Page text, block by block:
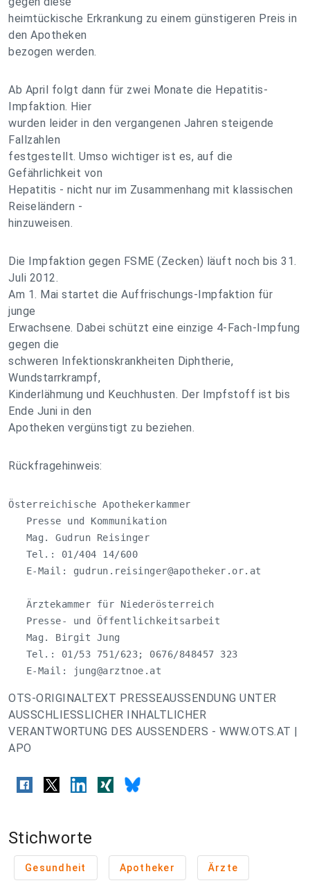
heimtückische Erkrankung zu einem günstigeren Preis in
den Apotheken
bezogen werden.
Ab April folgt dann für zwei Monate die Hepatitis-
Impfaktion. Hier
wurden leider in den vergangenen Jahren steigende
Fallzahlen
festgestellt. Umso wichtiger ist es, auf die
Gefährlichkeit von
Hepatitis - nicht nur im Zusammenhang mit klassischen
Reiseländern -
hinzuweisen.
Die Impfaktion gegen FSME (Zecken) läuft noch bis 31.
Juli 2012.
Am 1. Mai startet die Auffrischungs-Impfaktion für
junge
Erwachsene. Dabei schützt eine einzige 4-Fach-Impfung
gegen die
schweren Infektionskrankheiten Diphtherie,
Wundstarrkrampf,
Kinderlähmung und Keuchhusten. Der Impfstoff ist bis
Ende Juni in den
Apotheken vergünstigt zu beziehen.
Rückfragehinweis:
Österreichische Apothekerkammer
   Presse und Kommunikation
   Mag. Gudrun Reisinger
   Tel.: 01/404 14/600
   E-Mail:
gudrun.reisinger@apotheker.or.at
   Ärztekammer für Niederösterreich
   Presse- und Öffentlichkeitsarbeit
   Mag. Birgit Jung
   Tel.: 01/53 751/623; 0676/848457 323
   E-Mail:
jung@arztnoe.at
OTS-ORIGINALTEXT PRESSEAUSSENDUNG UNTER
AUSSCHLIESSLICHER INHALTLICHER
VERANTWORTUNG DES AUSSENDERS - WWW.OTS.AT |
APO
Stichworte
Gesundheit Apotheker Ärzte